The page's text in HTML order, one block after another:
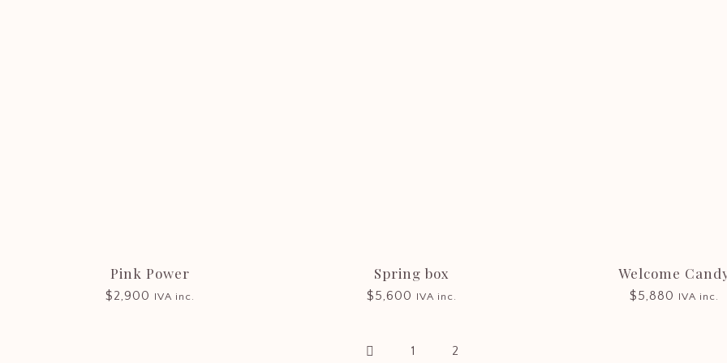
Pink Power
$2,900 IVA inc.
Spring box
$5,600 IVA inc.
Welcome
$5,880 IVA inc.
1 2